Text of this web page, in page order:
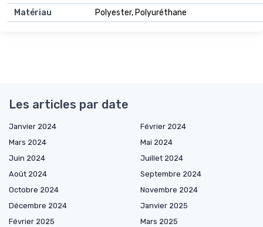
Matériau Polyester, Polyuréthane
Les articles par date
Janvier 2024
Février 2024
Mars 2024
Mai 2024
Juin 2024
Juillet 2024
Août 2024
Septembre 2024
Octobre 2024
Novembre 2024
Décembre 2024
Janvier 2025
Février 2025
Mars 2025